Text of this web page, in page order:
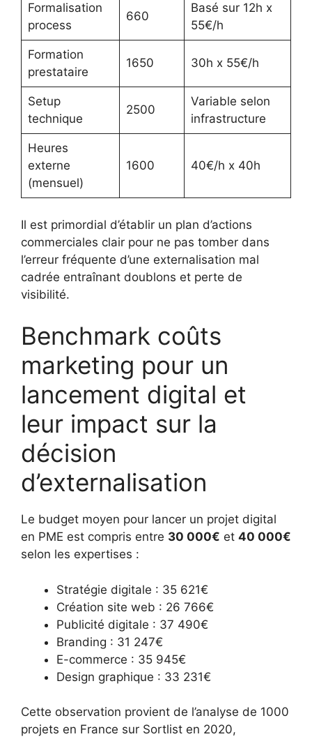
Formalisation
process
660
Basé sur 12h x
55€/h
Formation
prestataire
1650 30h x 55€/h
Setup
technique
2500
Variable selon
infrastructure
Heures
externe
(mensuel)
1600 40€/h x 40h
Il est primordial d’établir un plan d’actions
commerciales clair pour ne pas tomber dans
l’erreur fréquente d’une externalisation mal
cadrée entraînant doublons et perte de
visibilité.
Benchmark coûts
marketing pour un
lancement digital et
leur impact sur la
décision
d’externalisation
Le budget moyen pour lancer un projet digital
en PME est compris entre 30 000€ et 40 000€
selon les expertises :
Stratégie digitale : 35 621€
Création site web : 26 766€
Publicité digitale : 37 490€
Branding : 31 247€
E-commerce : 35 945€
Design graphique : 33 231€
Cette observation provient de l’analyse de 1000
projets en France sur Sortlist en 2020,